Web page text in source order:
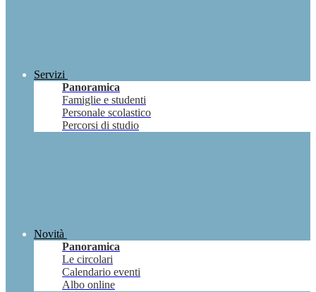
Servizi
Panoramica
Famiglie e studenti
Personale scolastico
Percorsi di studio
Novità
Panoramica
Le circolari
Calendario eventi
Albo online